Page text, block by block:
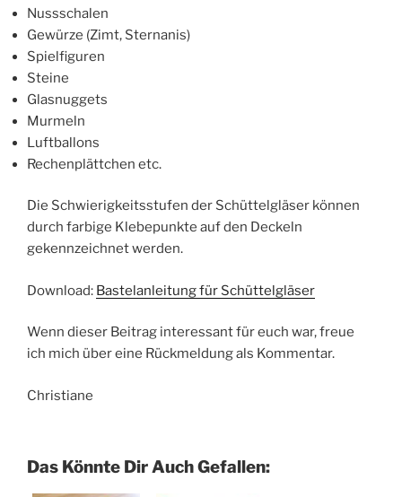
Nussschalen
Gewürze (Zimt, Sternanis)
Spielfiguren
Steine
Glasnuggets
Murmeln
Luftballons
Rechenplättchen etc.
Die Schwierigkeitsstufen der Schüttelgläser können
durch farbige Klebepunkte auf den Deckeln
gekennzeichnet werden.
Download: Bastelanleitung für Schüttelgläser
Wenn dieser Beitrag interessant für euch war, freue
ich mich über eine Rückmeldung als Kommentar.
Christiane
Das Könnte Dir Auch Gefallen: